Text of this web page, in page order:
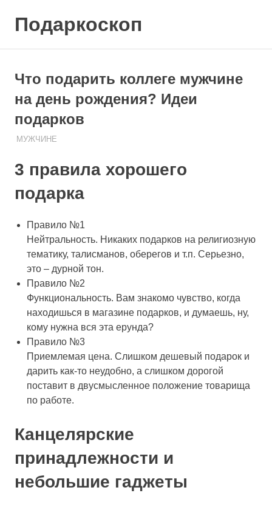
Подаркоскоп
подарить
Что подарить коллеге мужчине
на день рождения? Идеи
подарков
13.09.2019
ПОДАРЧЕК
МУЖЧИНЕ
3 правила хорошего
подарка
Правило №1
Нейтральность. Никаких подарков на религиозную
тематику, талисманов, оберегов и т.п. Серьезно,
это – дурной тон.
Правило №2
Функциональность. Вам знакомо чувство, когда
находишься в магазине подарков, и думаешь, ну,
кому нужна вся эта ерунда?
Правило №3
Приемлемая цена. Слишком дешевый подарок и
дарить как-то неудобно, а слишком дорогой
поставит в двусмысленное положение товарища
по работе.
Канцелярские
принадлежности и
небольшие гаджеты